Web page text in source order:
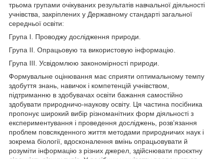
трьома групами очікуваних результатів навчальної діяльності
учнівства, закріплених у Державному стандарті загальної
середньої освіти:
Група І. Проводжу дослідження природи.
Група ІІ. Опрацьовую та використовую інформацію.
Група ІІІ. Усвідомлюю закономірності природи.
Формувальне оцінювання має сприяти оптимальному темпу
здобуття знань, навичок і компетенцій учнівством,
підтриманню в здобувачах освіти бажання самостійно
здобувати природничо-наукову освіту. Ця частина посібника
пропонує широкий вибір різноманітних форм діяльності з
експериментування і проведення досліджень, розв’язання
проблем повсякденного життя методами природничих наук і
зокрема біології, вдосконалення вмінь опрацьовувати й
розуміти інформацію з різних джерел, здійснювати проєктну